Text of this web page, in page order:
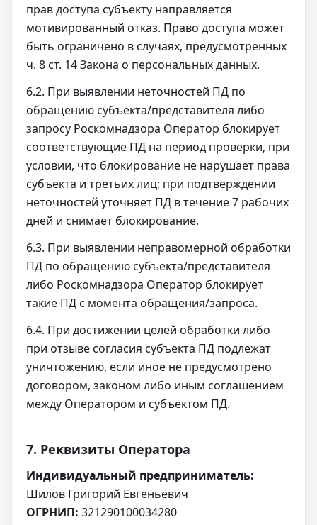
прав доступа субъекту направляется
мотивированный отказ. Право доступа может
быть ограничено в случаях, предусмотренных
ч. 8 ст. 14 Закона о персональных данных.
6.2. При выявлении неточностей ПД по
обращению субъекта/представителя либо
запросу Роскомнадзора Оператор блокирует
соответствующие ПД на период проверки, при
условии, что блокирование не нарушает права
субъекта и третьих лиц; при подтверждении
неточностей уточняет ПД в течение 7 рабочих
дней и снимает блокирование.
6.3. При выявлении неправомерной обработки
ПД по обращению субъекта/представителя
либо Роскомнадзора Оператор блокирует
такие ПД с момента обращения/запроса.
6.4. При достижении целей обработки либо
при отзыве согласия субъекта ПД подлежат
уничтожению, если иное не предусмотрено
договором, законом либо иным соглашением
между Оператором и субъектом ПД.
7. Реквизиты Оператора
Индивидуальный предприниматель:
Шилов Григорий Евгеньевич
ОГРНИП: 321290100034280